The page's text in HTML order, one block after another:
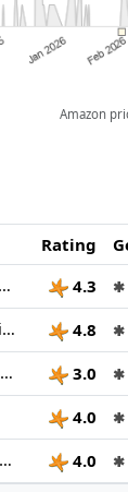
Amazon
Rating
feesten | Met Egyptische accessoires & toebehoren | Ideaal voor kinderen vanaf 4 jaar | 71996
4.3 ✱
PLAYMOBIL | Monster High | Cleo de Nile | Figurenset für mystische Rollenspiele & Halloween-Feiern | Mit ägyptischen Accessoires & Zubehör | Ideal für Kinder ab 5 Jahren | 71996
4.8 ✱
Playmobil | Monster High | Cléo de Nile | Set de Figurines pour Les Jeux de rôle mystiques et Les fêtes d'halloween | avec des Accessoires égyptiens | Idéal pour Les Enfants à partir de 4 Ans | 71996 3.0 ✱
4.0 ✱
e festeggiamenti di Halloween | Con accessori egiziani e accessori | Ideale per i bambini dai 4 anni in su | 71996
4.0 ✱